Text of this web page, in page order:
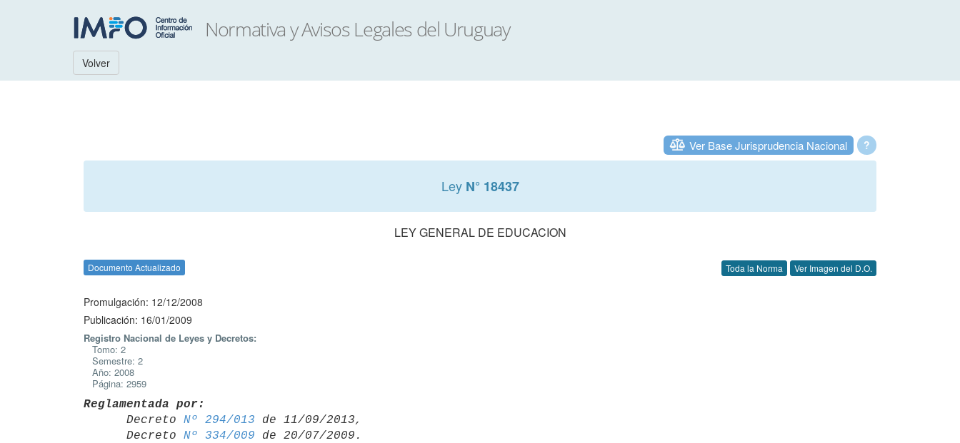
Volver
?
Ver Base Jurisprudencia Nacional
Ley N° 18437
LEY GENERAL DE EDUCACION
Documento Actualizado Toda la Norma Ver Imagen del D.O.
Promulgación: 12/12/2008
Publicación: 16/01/2009
Registro Nacional de Leyes y Decretos:
Tomo: 2
Semestre: 2
Año: 2008
Página: 2959
Reglamentada por:
Decreto Nº 294/013 de 11/09/2013,
      Decreto
Nº 334/009